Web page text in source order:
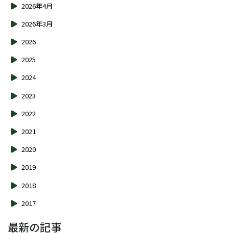
2026年4月
2026年3月
2026
2025
2024
2023
2022
2021
2020
2019
2018
2017
最新の記事